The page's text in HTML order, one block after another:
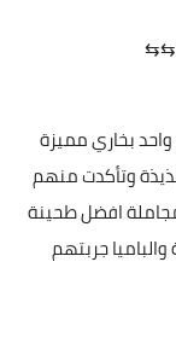
بخاري مميزة
وتأكدت منهم
مجاملة افضل طحينة
جربتهم